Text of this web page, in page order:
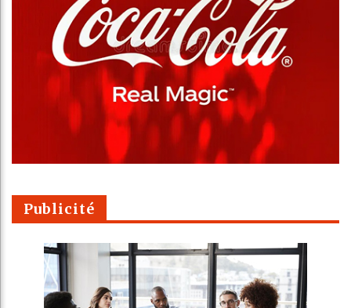
Publicité